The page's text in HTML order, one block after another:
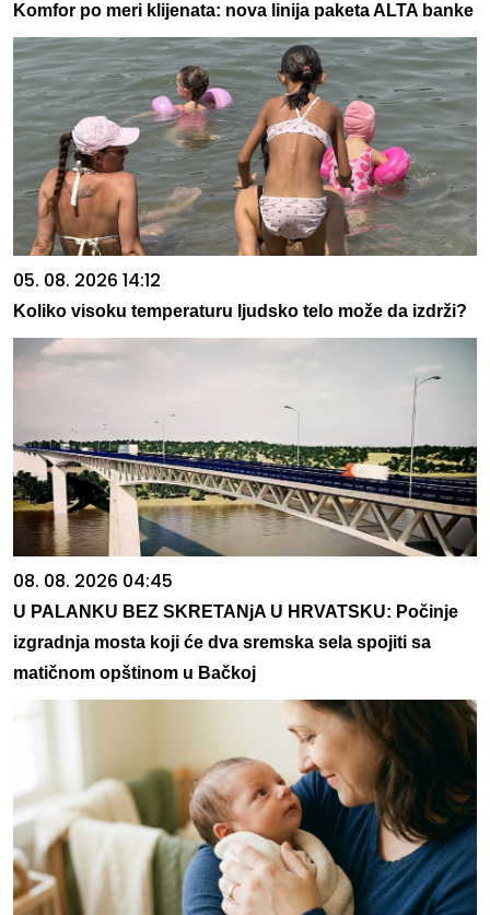
Komfor po meri klijenata: nova linija paketa ALTA banke
05. 08. 2026 14:12
Koliko visoku temperaturu ljudsko telo može da izdrži?
08. 08. 2026 04:45
U PALANKU BEZ SKRETANjA U HRVATSKU: Počinje
izgradnja mosta koji će dva sremska sela spojiti sa
matičnom opštinom u Bačkoj